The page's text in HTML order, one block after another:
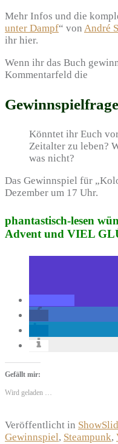
Mehr Infos und die
unter Dampf“ von André
ihr hier.
Wenn ihr das Buch
Kommentarfeld die
Könntet ihr Euch
Zeitalter zu leben?
was nicht?
Das Gewinnspiel für
Dezember um 17 Uhr.
phantastisch-lesen
Advent und VIEL
Gefällt mir:
Wird geladen …
Veröffentlicht in
Gewinnspiel, Steampunk,